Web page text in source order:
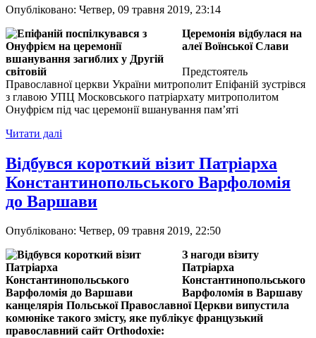
Опубліковано: Четвер, 09 травня 2019, 23:14
Церемонія відбулася на
алеї Воїнської Слави
Предстоятель
Православної церкви України митрополит Епіфаній зустрівся
з главою УПЦ Московського патріархату митрополитом
Онуфрієм під час церемонії вшанування пам’яті
Читати далі
Відбувся короткий візит Патріарха
Константинопольського Варфоломія
до Варшави
Опубліковано: Четвер, 09 травня 2019, 22:50
З нагоди візиту
Патріарха
Константинопольського
Варфоломія в Варшаву
канцелярія Польської Православної Церкви випустила
комюніке такого змісту, яке публікує французький
православний сайт Оrthodoxie: